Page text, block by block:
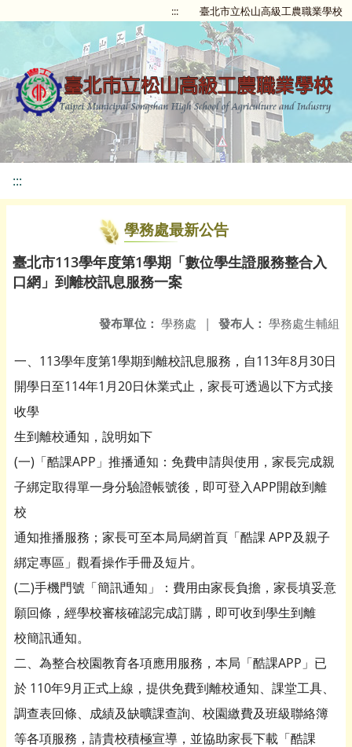
::: 臺北市立松山高級工農職業學校
:::
學務處最新公告
臺北市113學年度第1學期「數位學生證服務整合入
口網」到離校訊息服務一案
發布人： 學務處生輔組
發布單位： 學務處 |
一、113學年度第1學期到離校訊息服務，自113年8月30日
開學日至114年1月20日休業式止，家長可透過以下方式接
收學
生到離校通知，說明如下
(一)「酷課APP」推播通知：免費申請與使用，家長完成親
子綁定取得單一身分驗證帳號後，即可登入APP開啟到離
校
通知推播服務；家長可至本局局網首頁「酷課 APP及親子
綁定專區」觀看操作手冊及短片。
(二)手機門號「簡訊通知」：費用由家長負擔，家長填妥意
願回條，經學校審核確認完成訂購，即可收到學生到離
校簡訊通知。
二、為整合校園教育各項應用服務，本局「酷課APP」已
於 110年9月正式上線，提供免費到離校通知、課堂工具、
調查表回條、成績及缺曠課查詢、校園繳費及班級聯絡簿
等各項服務，請貴校積極宣導，並協助家長下載「酷課